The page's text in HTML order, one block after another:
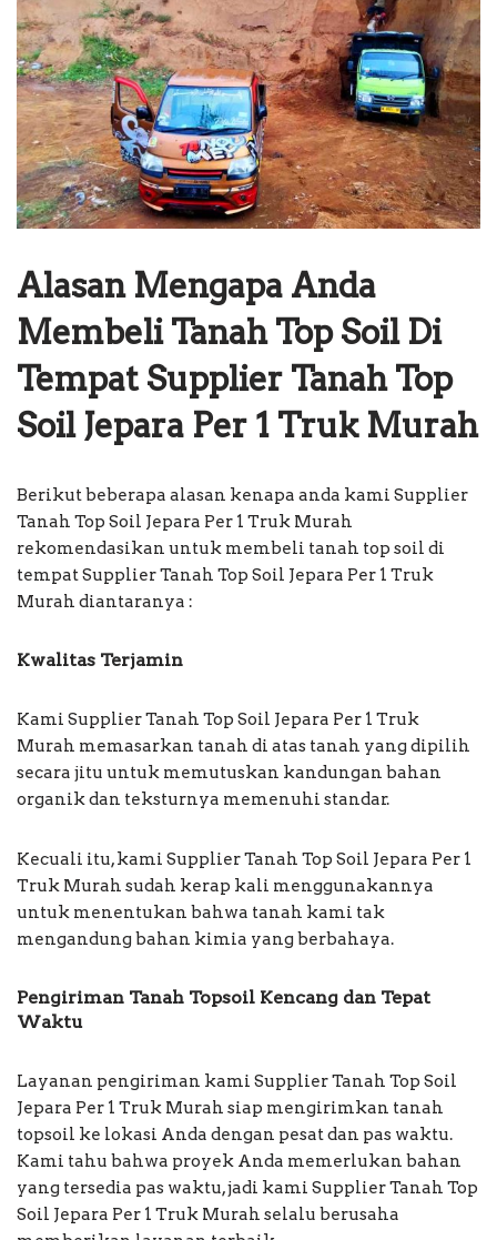
Alasan Mengapa Anda
Membeli Tanah Top Soil Di
Tempat Supplier Tanah Top
Soil Jepara Per 1 Truk Murah
Berikut beberapa alasan kenapa anda kami Supplier
Tanah Top Soil Jepara Per 1 Truk Murah
rekomendasikan untuk membeli tanah top soil di
tempat Supplier Tanah Top Soil Jepara Per 1 Truk
Murah diantaranya :
Kwalitas Terjamin
Kami Supplier Tanah Top Soil Jepara Per 1 Truk
Murah memasarkan tanah di atas tanah yang dipilih
secara jitu untuk memutuskan kandungan bahan
organik dan teksturnya memenuhi standar.
Kecuali itu, kami Supplier Tanah Top Soil Jepara Per 1
Truk Murah sudah kerap kali menggunakannya
untuk menentukan bahwa tanah kami tak
mengandung bahan kimia yang berbahaya.
Pengiriman Tanah Topsoil Kencang dan Tepat
Waktu
Layanan pengiriman kami Supplier Tanah Top Soil
Jepara Per 1 Truk Murah siap mengirimkan tanah
topsoil ke lokasi Anda dengan pesat dan pas waktu.
Kami tahu bahwa proyek Anda memerlukan bahan
yang tersedia pas waktu, jadi kami Supplier Tanah Top
Soil Jepara Per 1 Truk Murah selalu berusaha